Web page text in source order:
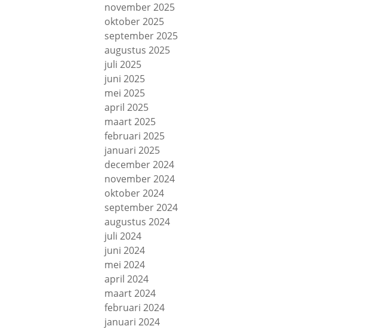
november 2025
oktober 2025
september 2025
augustus 2025
juli 2025
juni 2025
mei 2025
april 2025
maart 2025
februari 2025
januari 2025
december 2024
november 2024
oktober 2024
september 2024
augustus 2024
juli 2024
juni 2024
mei 2024
april 2024
maart 2024
februari 2024
januari 2024